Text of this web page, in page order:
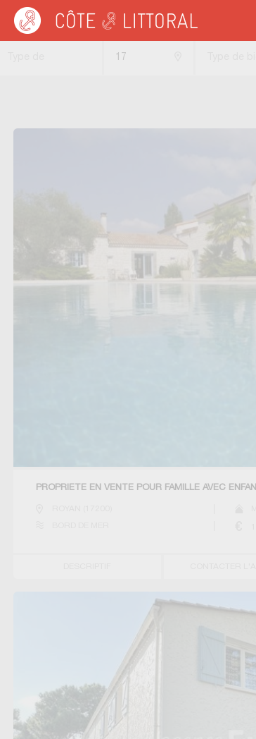
Côte & Littoral > Immobilier bord de mer>POITOU CHARENTES
PROPRIÉTÉ EN VENTE POUR FAMILLE AVEC
17